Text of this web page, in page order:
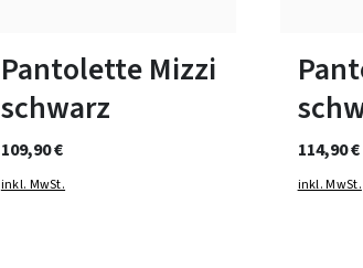
Pantolette Mizzi
schwarz
109,90 €
inkl. MwSt.
114,90 €
inkl. MwSt.